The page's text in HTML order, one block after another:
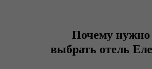
Почему нужно
выбрать отель